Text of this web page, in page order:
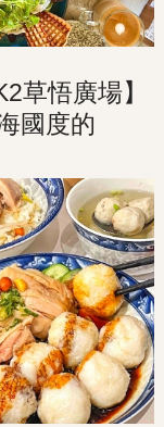
草悟廣場】
國度的